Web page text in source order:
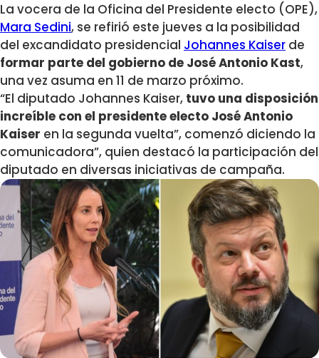
La vocera de la Oficina del Presidente electo (OPE),
Mara Sedini, se refirió este jueves a la posibilidad
del excandidato presidencial Johannes Kaiser de
formar parte del gobierno de José Antonio Kast,
una vez asuma en 11 de marzo próximo.
“El diputado Johannes Kaiser, tuvo una disposición
increíble con el presidente electo José Antonio
Kaiser en la segunda vuelta”, comenzó diciendo la
comunicadora”, quien destacó la participación del
diputado en diversas iniciativas de campaña.